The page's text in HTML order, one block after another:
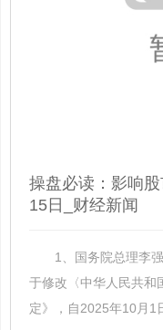
操盘必读：影响
15日_财经新闻
1、国务院总理李强
于修改〈中华人民共和
定》，自2025年10月1